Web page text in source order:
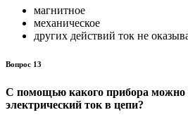
магнитное
механическое
других действий ток не
Вопрос 13
С помощью какого прибора можно
электрический ток в цепи?